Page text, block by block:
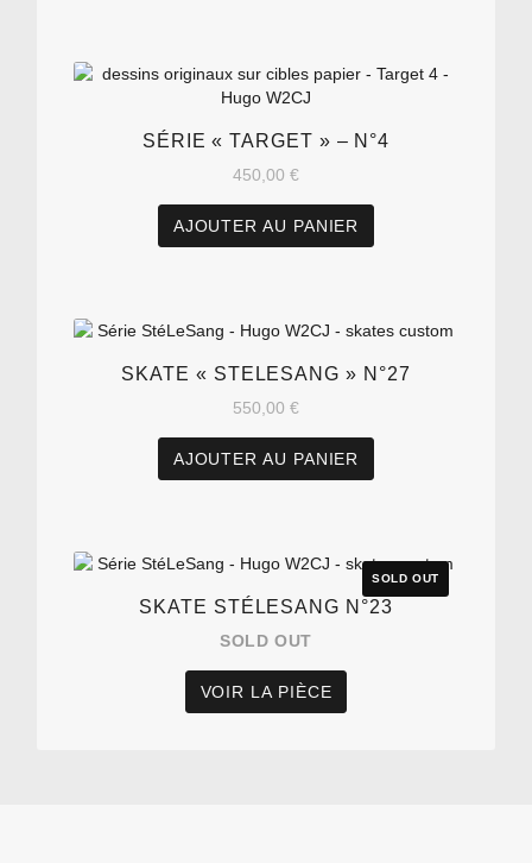
SÉRIE « TARGET » – N°4
450,00 €
AJOUTER AU PANIER
SKATE « STELESANG » N°27
550,00 €
AJOUTER AU PANIER
SKATE STÉLESANG N°23
SOLD OUT
VOIR LA PIÈCE